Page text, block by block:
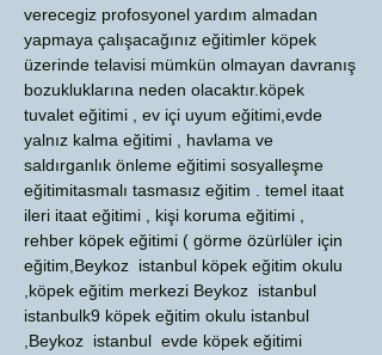
verecegiz profosyonel yardım almadan
yapmaya çalışacağınız eğitimler köpek
üzerinde telavisi mümkün olmayan davranış
bozukluklarına neden olacaktır.köpek
tuvalet eğitimi , ev içi uyum eğitimi,evde
yalnız kalma eğitimi , havlama ve
saldırganlık önleme eğitimi sosyalleşme
eğitimitasmalı tasmasız eğitim . temel itaat
ileri itaat eğitimi , kişi koruma eğitimi ,
rehber köpek eğitimi ( görme özürlüler için
eğitim,Beykoz istanbul köpek eğitim okulu
,köpek eğitim merkezi Beykoz istanbul
istanbulk9 köpek eğitim okulu istanbul
,Beykoz istanbul evde köpek eğitimi